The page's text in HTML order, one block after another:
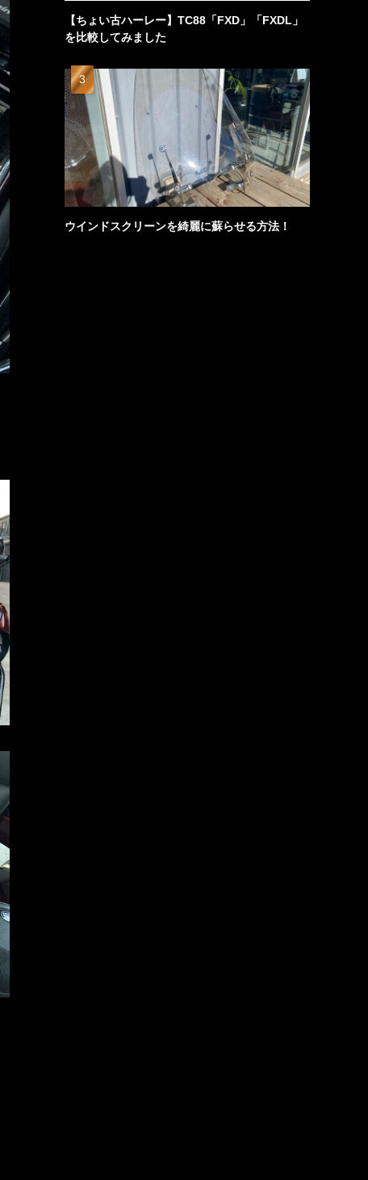
【ちょい古ハーレー】TC88「FXD」「FXDL」
を比較してみました
ウインドスクリーンを綺麗に蘇らせる方法！